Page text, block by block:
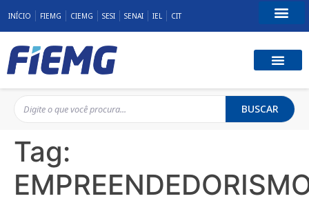
INÍCIO FIEMG CIEMG SESI SENAI IEL CIT
BUSCAR
Tag: